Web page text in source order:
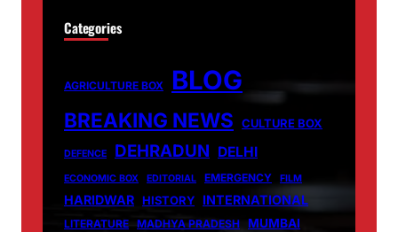
Categories
AGRICULTURE BOX BLOG
BREAKING NEWS CULTURE BOX
DEFENCE DEHRADUN DELHI
ECONOMIC BOX EDITORIAL EMERGENCY FILM
HARIDWAR HISTORY INTERNATIONAL
LITERATURE MADHYA PRADESH MUMBAI